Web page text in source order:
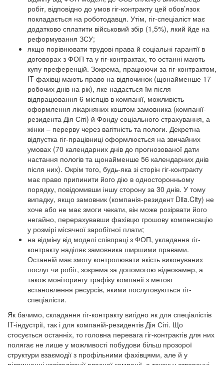
робіт, відповідно до умов гіг-контракту цей обов’язок
покладається на роботодавця. Утім, гіг-спеціаліст має
додатково сплатити військовий збір (1,5%), який йде на
реформування ЗСУ;
якщо порівнювати трудові права й соціальні гарантії в
договорах з ФОП та у гіг-контрактах, то останні мають
купу преференцій. Зокрема, працюючи за гіг-контрактом,
IT-фахівці мають право на відпочинок (щонайменше 17
робочих днів на рік), яке надається їм після
відпрацювання 6 місяців в компанії, можливість
оформлення лікарняних коштом замовника (компанії-
резидента Дія Сіті) й Фонду соціального страхування, а
жінки – перерву через вагітність та пологи. Декретна
відпустка гіг-працівниці оформлюється на звичайних
умовах (70 календарних днів до прогнозованої дати
настання пологів та щонайменше 56 календарних днів
після них). Окрім того, будь-яка зі сторін гіг-контракту
має право припинити його дію в односторонньому
порядку, повідомивши іншу сторону за 30 днів. У тому
випадку, якщо замовник (компанія-резидент Diia.City) не
хоче або не має змоги чекати, він може розірвати його
негайно, перерахувавши фахівцю грошову компенсацію
у розмірі місячної заробітної плати;
на відміну від моделі співпраці з ФОП, укладання гіг-
контракту наділяє замовника ширшими правами.
Останній має змогу контролювати якість виконуваних
послуг чи робіт, зокрема за допомогою відеокамер, а
також моніторингу трафіку компанії з метою
встановлення ресурсів, якими послуговуються гіг-
спеціалісти.
Як бачимо, складання гіг-контракту вигідно як для спеціалістів
IT-індустрії, так і для компаній-резидентів Дія Сіті. Що
стосується останніх, то головна перевага гіг-контрактів для них
полягає не лише у можливості побудови більш прозорої
структури взаємодії з профільними фахівцями, але й у